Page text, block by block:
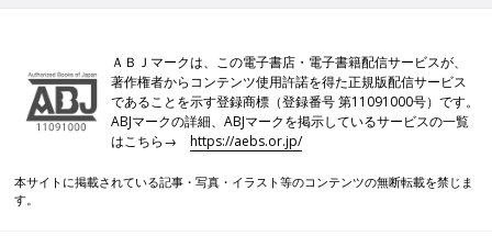
ＡＢＪマークは、この電子書店・電子書籍配信サービスが、
著作権者からコンテンツ使用許諾を得た正規版配信サービス
であることを示す登録商標（登録番号 第11091000号）です。
ABJマークの詳細、ABJマークを掲示しているサービスの一覧
はこちら→https://aebs.or.jp/
本サイトに掲載されている記事・写真・イラスト等のコンテンツの無断転載を禁じま
す。